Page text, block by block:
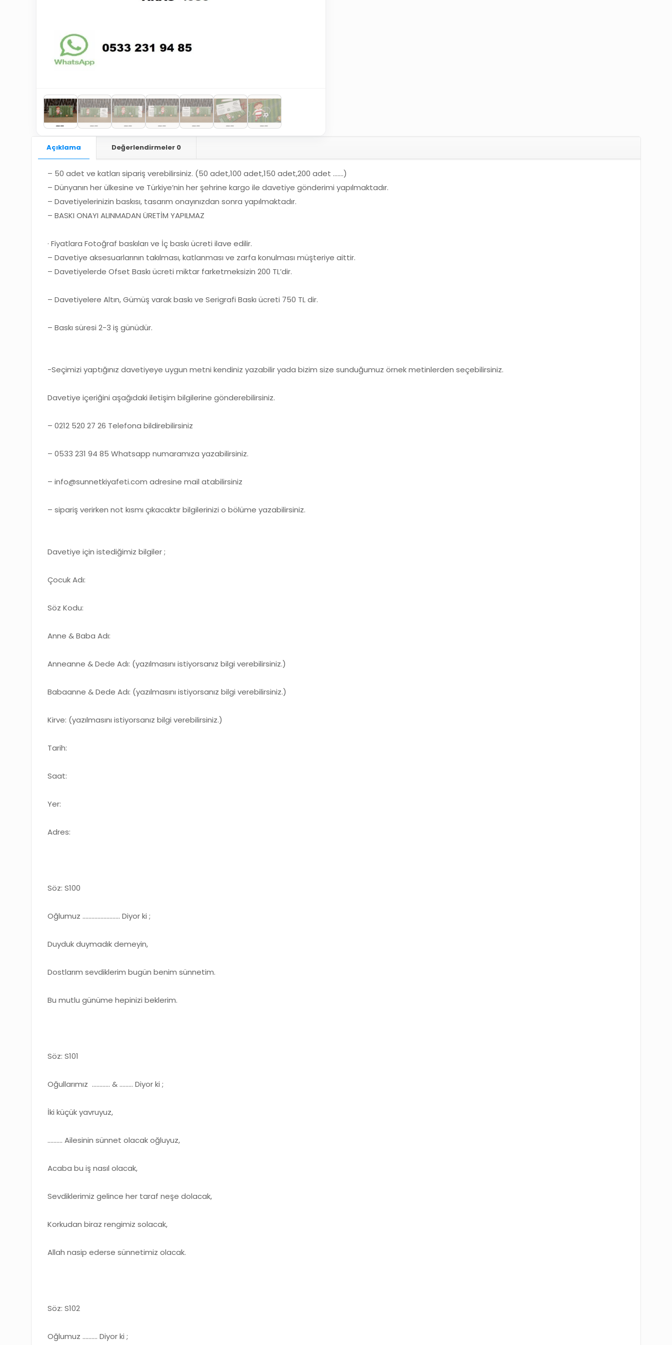
Açıklama Değerlendirmeler 0
– 50 adet ve katları sipariş verebilirsiniz. (50 adet,100 adet,150 adet,200 adet …….)
– Dünyanın her ülkesine ve Türkiye’nin her şehrine kargo ile davetiye gönderimi yapılmaktadır.
– Davetiyelerinizin baskısı, tasarım onayınızdan sonra yapılmaktadır.
– BASKI ONAYI ALINMADAN ÜRETİM YAPILMAZ
· Fiyatlara Fotoğraf baskıları ve İç baskı ücreti ilave edilir.
– Davetiye aksesuarlarının takılması, katlanması ve zarfa konulması müşteriye aittir.
– Davetiyelerde Ofset Baskı ücreti miktar farketmeksizin 200 TL’dir.
– Davetiyelere Altın, Gümüş varak baskı ve Serigrafi Baskı ücreti 750 TL dir.
– Baskı süresi 2-3 iş günüdür.
-Seçimizi yaptığınız davetiyeye uygun metni kendiniz yazabilir yada bizim size sunduğumuz örnek metinlerden seçebilirsiniz.
Davetiye içeriğini aşağıdaki iletişim bilgilerine gönderebilirsiniz.
– 0212 520 27 26 Telefona bildirebilirsiniz
– 0533 231 94 85 Whatsapp numaramıza yazabilirsiniz.
– info@sunnetkiyafeti.com adresine mail atabilirsiniz
– sipariş verirken not kısmı çıkacaktır bilgilerinizi o bölüme yazabilirsiniz.
Davetiye için istediğimiz bilgiler ;
Çocuk Adı:
Söz Kodu:
Anne & Baba Adı:
Anneanne & Dede Adı: (yazılmasını istiyorsanız bilgi verebilirsiniz.)
Babaanne & Dede Adı: (yazılmasını istiyorsanız bilgi verebilirsiniz.)
Kirve: (yazılmasını istiyorsanız bilgi verebilirsiniz.)
Tarih:
Saat:
Yer:
Adres:
Söz: S100
Oğlumuz ……………………. Diyor ki ;
Duyduk duymadık demeyin,
Dostlarım sevdiklerim bugün benim sünnetim.
Bu mutlu günüme hepinizi beklerim.
Söz: S101
Oğullarımız ………… & ..……. Diyor ki ;
İki küçük yavruyuz,
…..….. Ailesinin sünnet olacak oğluyuz,
Acaba bu iş nasıl olacak,
Sevdiklerimiz gelince her taraf neşe dolacak,
Korkudan biraz rengimiz solacak,
Allah nasip ederse sünnetimiz olacak.
Söz: S102
Oğlumuz ………. Diyor ki ;